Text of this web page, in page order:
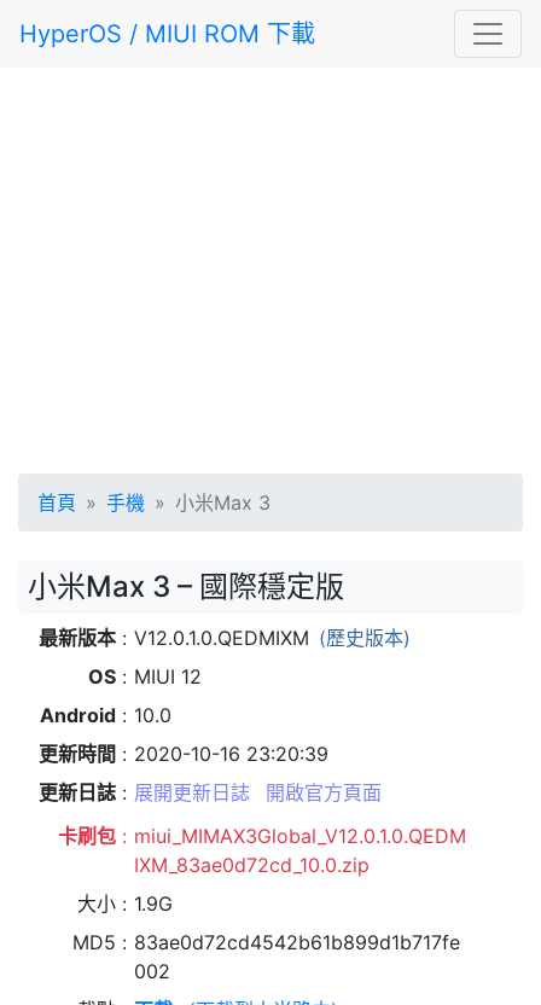
HyperOS / MIUI ROM 下載
首頁 手機 小米Max 3
小米Max 3 – 國際穩定版
最新版本 V12.0.1.0.QEDMIXM (歷史版本)
OS
MIUI 12
Android
10.0
更新時間
2020-10-16 23:20:39
更新日誌
展開更新日誌
開啟官方頁面
卡刷包
miui_MIMAX3Global_V12.0.1.0.QEDM
IXM_83ae0d72cd_10.0.zip
大小
1.9G
MD5
83ae0d72cd4542b61b899d1b717fe
002